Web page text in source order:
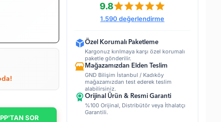
SOR
9.8
1.590 değerlendirme
Özel Korumalı Paketleme
Kargonuz kırılmaya karşı özel korumalı
paketle gönderilir.
Mağazamızdan Elden Teslim
GND Bilişim İstanbul / Kadıköy
mağazamızdan test ederek teslim
alabilirsiniz.
Orijinal Ürün & Resmi Garanti
%100 Orijinal, Distribütör veya İthalatçı
Garantili.